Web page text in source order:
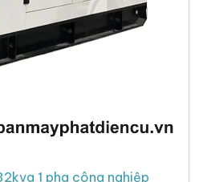
1 pha công nghiệp